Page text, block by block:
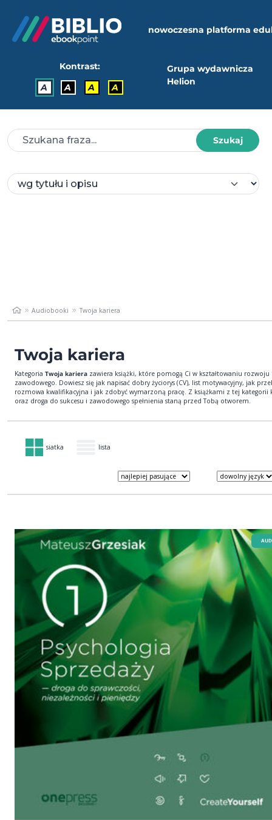
nowoczesna platforma
Kontrast:
A
A A A
Grupa wydawnicza
Helion
Szukaj
Audiobooki Twoja kariera
Twoja kariera
Kategoria Twoja kariera zawiera książki, które pomogą Ci w kształtowaniu rozwoju
zawodowego. Dowiesz się jak napisać dobry życiorys (CV), list motywacyjny, jak
rozmowa kwalifikacyjna i jak zdobyć wymarzoną pracę. Z książkami z tej kategorii
oraz droga do sukcesu i zawodowego spełnienia staną przed Tobą otworem.
siatka lista